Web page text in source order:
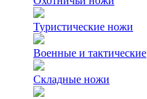
Туристические ножи
Военные и тактические
Складные ножи